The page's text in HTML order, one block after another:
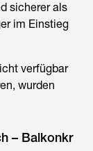
sicherer als
im Einstieg
verfügbar
wurden
– Balkonkr